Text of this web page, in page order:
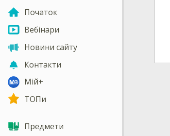
Початок
Вебінари
Новини сайту
Контакти
Мій+
ТОПи
Предмети